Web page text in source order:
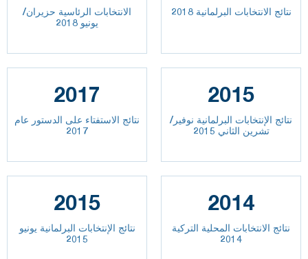
الانتخابات الرئاسية حزيران/
يونيو 2018
نتائج الانتخابات البرلمانية 2018
2017
نتائج الاستفتاء على الدستور عام
2017
2015
نتائج الإنتخابات البرلمانية نوفير/
تشرين الثاني 2015
2015
نتائج الإنتخابات البرلمانية يونيو
2015
2014
نتائج الانتخابات المحلية التركية
2014